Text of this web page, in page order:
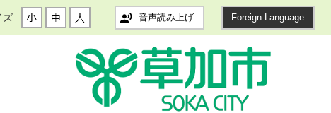
ズ 音声読み上げ Foreign Language